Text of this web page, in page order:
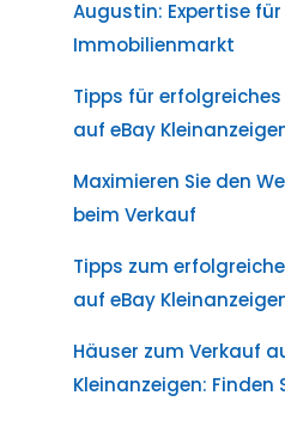
Augustin: Expertise
Immobilienmarkt
Tipps für
auf eBay
Maximieren Sie den
beim Verkauf
Tipps zum
auf eBay
Häuser zum Verkauf
Kleinanzeigen: Finden